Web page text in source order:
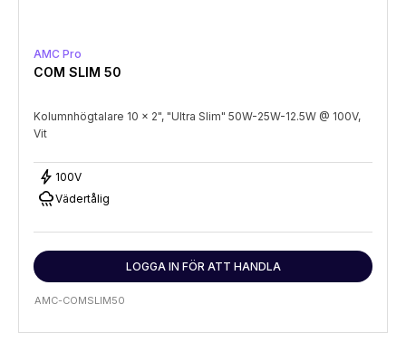
AMC Pro
COM SLIM 50
Kolumnhögtalare 10 x 2", "Ultra Slim" 50W-25W-12.5W @ 100V,
Vit
bolt 100V
rainyVädertålig
LOGGA IN FÖR ATT HANDLA
AMC-COMSLIM50